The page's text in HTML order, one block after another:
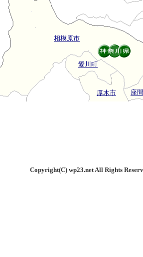
相模原市
愛川町
厚木市 座
Copyright(C) wp23.net All Rights